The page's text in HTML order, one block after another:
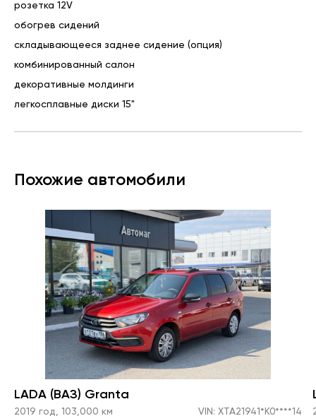
розетка 12V
обогрев сидений
складывающееся заднее сидение (опция)
комбинированный салон
декоративные молдинги
легкосплавные диски 15"
Похожие автомобили
LADA (ВАЗ) Granta
2019 год, 103,000 км VIN: XTA21941*K0****14